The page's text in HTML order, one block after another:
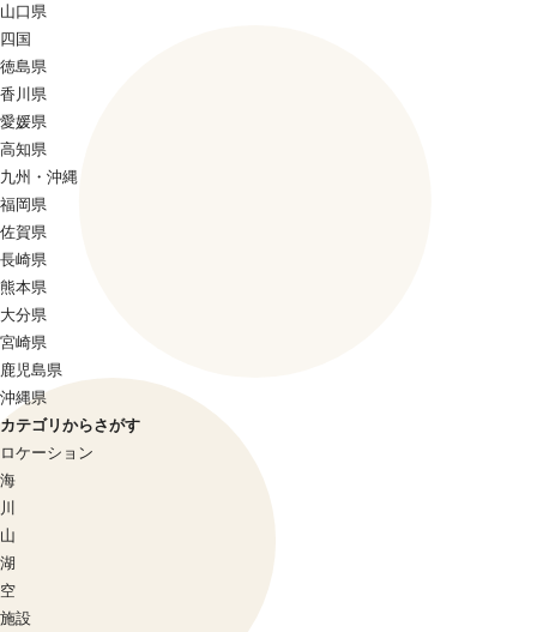
山口県
四国
徳島県
香川県
愛媛県
高知県
九州・沖縄
福岡県
佐賀県
長崎県
熊本県
大分県
宮崎県
鹿児島県
沖縄県
カテゴリからさがす
ロケーション
海
川
山
湖
空
施設